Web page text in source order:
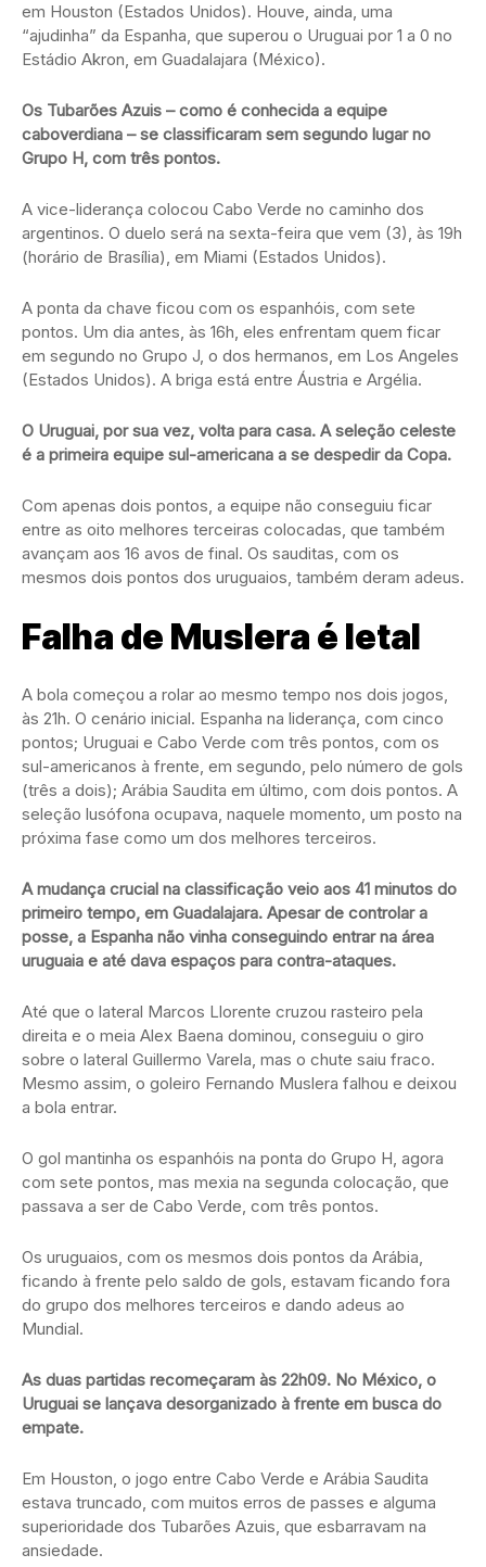
em Houston (Estados Unidos). Houve, ainda, uma
“ajudinha” da Espanha, que superou o Uruguai por 1 a 0 no
Estádio Akron, em Guadalajara (México).
Os Tubarões Azuis – como é conhecida a equipe
caboverdiana – se classificaram sem segundo lugar no
Grupo H, com três pontos.
A vice-liderança colocou Cabo Verde no caminho dos
argentinos. O duelo será na sexta-feira que vem (3), às 19h
(horário de Brasília), em Miami (Estados Unidos).
A ponta da chave ficou com os espanhóis, com sete
pontos. Um dia antes, às 16h, eles enfrentam quem ficar
em segundo no Grupo J, o dos hermanos, em Los Angeles
(Estados Unidos). A briga está entre Áustria e Argélia.
O Uruguai, por sua vez, volta para casa. A seleção celeste
é a primeira equipe sul-americana a se despedir da Copa.
Com apenas dois pontos, a equipe não conseguiu ficar
entre as oito melhores terceiras colocadas, que também
avançam aos 16 avos de final. Os sauditas, com os
mesmos dois pontos dos uruguaios, também deram adeus.
Falha de Muslera é letal
A bola começou a rolar ao mesmo tempo nos dois jogos,
às 21h. O cenário inicial. Espanha na liderança, com cinco
pontos; Uruguai e Cabo Verde com três pontos, com os
sul-americanos à frente, em segundo, pelo número de gols
(três a dois); Arábia Saudita em último, com dois pontos. A
seleção lusófona ocupava, naquele momento, um posto na
próxima fase como um dos melhores terceiros.
A mudança crucial na classificação veio aos 41 minutos do
primeiro tempo, em Guadalajara. Apesar de controlar a
posse, a Espanha não vinha conseguindo entrar na área
uruguaia e até dava espaços para contra-ataques.
Até que o lateral Marcos Llorente cruzou rasteiro pela
direita e o meia Alex Baena dominou, conseguiu o giro
sobre o lateral Guillermo Varela, mas o chute saiu fraco.
Mesmo assim, o goleiro Fernando Muslera falhou e deixou
a bola entrar.
O gol mantinha os espanhóis na ponta do Grupo H, agora
com sete pontos, mas mexia na segunda colocação, que
passava a ser de Cabo Verde, com três pontos.
Os uruguaios, com os mesmos dois pontos da Arábia,
ficando à frente pelo saldo de gols, estavam ficando fora
do grupo dos melhores terceiros e dando adeus ao
Mundial.
As duas partidas recomeçaram às 22h09. No México, o
Uruguai se lançava desorganizado à frente em busca do
empate.
Em Houston, o jogo entre Cabo Verde e Arábia Saudita
estava truncado, com muitos erros de passes e alguma
superioridade dos Tubarões Azuis, que esbarravam na
ansiedade.